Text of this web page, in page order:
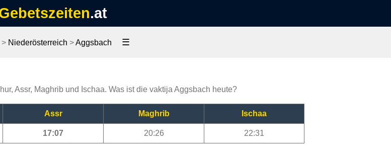
.at
> Niederösterreich >Aggsbach ☰
Assr, Maghrib und Ischaa. Was ist die vaktija Aggsbach heute?
Assr Maghrib Ischaa
17:07 20:26 22:31